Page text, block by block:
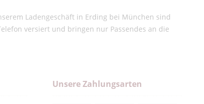
Ladengeschäft in Erding bei München sind
versiert und bringen nur Passendes an die
Unsere Zahlungsarten